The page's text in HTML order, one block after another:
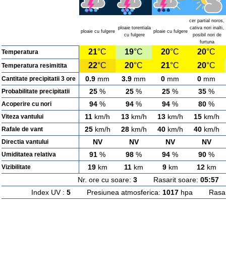
ploaie cu fulgere
ploaie torentiala
cu fulgere
ploaie cu fulgere
cer partial noros,
cativa nori inalti,
posibil nori de
furtuna
Temperatura 21°C 19°C 20°C 20°C
Temperatura resimitita 22°C 20°C 21°C 20°C
Cantitate precipitatii 3 ore 0.9 mm 3.9 mm 0 mm 0 mm
Probabilitate precipitatii 25 % 25 % 25 % 35 %
Acoperire cu nori 94 % 94 % 94 % 80 %
Viteza vantului 11 km/h 13km/h 13km/h 15km/h
Rafale de vant 25km/h 28km/h 40km/h 40km/h
Directia vantului NV NV NV NV
Umiditatea relativa 91 % 98 % 94 % 90 %
Vizibilitate 19km 11 km 9km 12km
Nr. ore cu soare: 3Rasarit soare: 05:57
Index UV : 5Presiunea atmosferica: 1017hpa